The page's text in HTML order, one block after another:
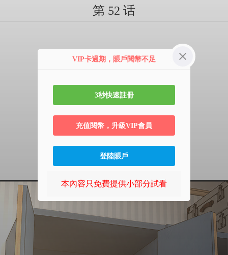
第 52 话
VIP卡過期，賬戶閱幣不足
3秒快速註冊
充值閱幣，升級VIP會員
登陸賬戶
本內容只免費提供小部分試看